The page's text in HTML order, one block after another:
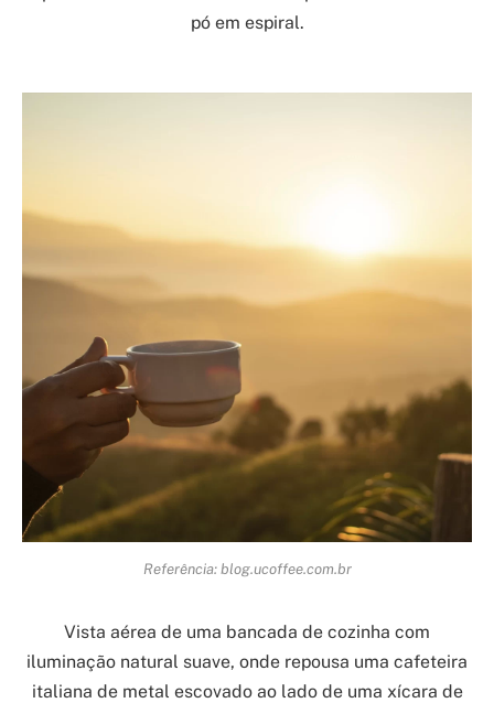
pó em espiral.
Referência: blog.ucoffee.com.br
Vista aérea de uma bancada de cozinha com
iluminação natural suave, onde repousa uma cafeteira
italiana de metal escovado ao lado de uma xícara de